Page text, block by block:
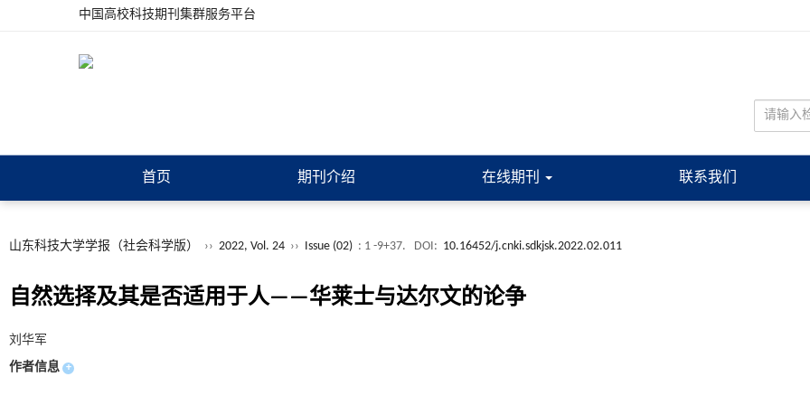
中国高校科技期刊集群服务平台
首页 期刊介绍 在线期刊 联系我们
山东科技大学学报（社会科学版） ›› 2022, Vol. 24 ›› Issue (02) : 1 -9+37. DOI: 10.16452/j.cnki.sdkjsk.2022.02.011
自然选择及其是否适用于人——华莱士与达尔文的论争
刘华军
作者信息 +